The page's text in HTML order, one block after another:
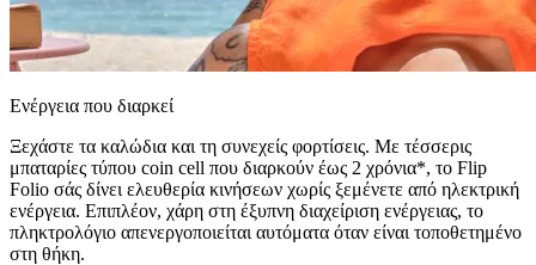
Ενέργεια που διαρκεί
Ξεχάστε τα καλώδια και τη συνεχείς φορτίσεις. Με τέσσερις
μπαταρίες τύπου coin cell που διαρκούν έως 2 χρόνια*, το Flip
Folio σάς δίνει ελευθερία κινήσεων χωρίς ξεμένετε από ηλεκτρική
ενέργεια. Επιπλέον, χάρη στη έξυπνη διαχείριση ενέργειας, το
πληκτρολόγιο απενεργοποιείται αυτόματα όταν είναι τοποθετημένο
στη θήκη.